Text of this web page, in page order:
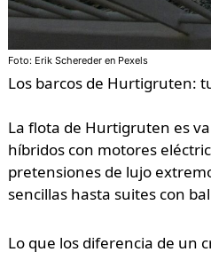
Foto: Erik Schereder en Pexels
Los barcos de Hurtigruten:
La flota de Hurtigruten es
híbridos con motores
pretensiones de lujo
sencillas hasta suites con
Lo que los diferencia de un